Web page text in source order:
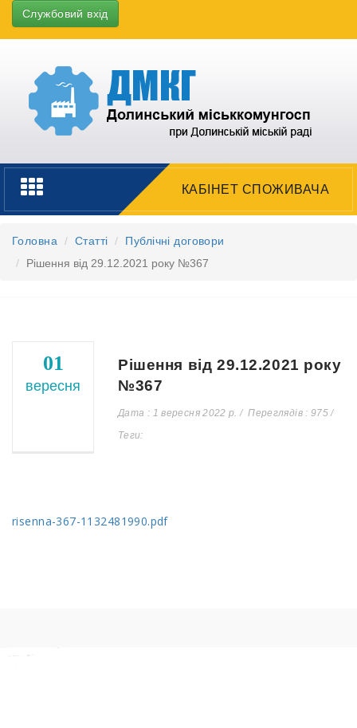
Службовий вхід
Toggle
navigation
КАБІНЕТ СПОЖИВАЧА
Головна Статті
Публічні договори
Рішення від 29.12.2021 року №367
01
вересня
Рішення від 29.12.2021 року
№367
Дата : 1 вересня 2022 р.
Переглядів : 975
Теги:
risenna-367-1132481990.pdf